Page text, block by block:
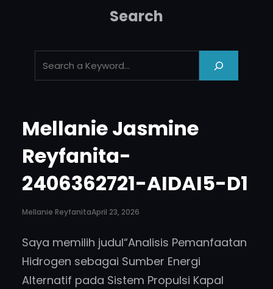
Search
c
h
t
m
l
_
(
‘
Mellanie Jasmine
Reyfanita-
2406362721-AIDAI5-D1
Mellanie ReyfanitaApril 23, 2026
Saya memilih judul“Analisis Pemanfaatan
Hidrogen sebagai Sumber Energi
Alternatif pada Sistem Propulsi Kapal